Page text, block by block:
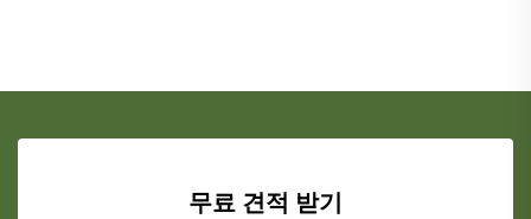
무료 견적 받기